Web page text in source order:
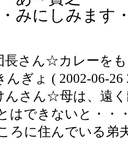
みにしみます
長さん☆カレーを
んぎょ ( 2002-06-26
んさん☆母は、遠
はできないと・・
ろに住んでいる弟